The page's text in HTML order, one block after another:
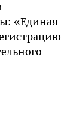
«Единая